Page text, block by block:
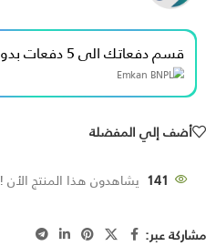
قسم دفعاتك الى 5 دفعات بدون فوائد بقيمة 100.00 ﷼
أضف إلي المفضلة
141 يشاهدون هذا المنتج الأن !
مشاركة عبر: